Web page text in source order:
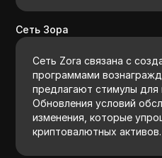
Сеть Зора
Сеть Zora связана с
программами
предлагают стимулы для
Обновления условий
изменения, которые
криптовалютных активов.